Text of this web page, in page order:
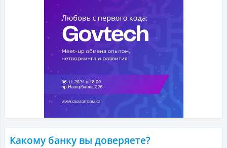
Какому банку вы доверяете?